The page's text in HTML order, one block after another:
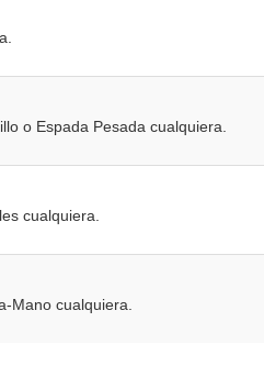
o Espada Pesada cualquiera.
cualquiera.
Mano cualquiera.